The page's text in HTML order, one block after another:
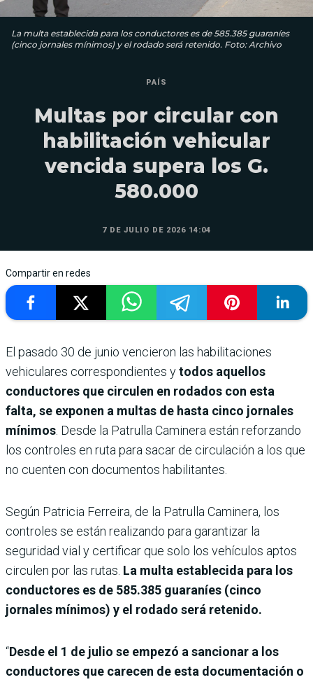
La multa establecida para los conductores es de 585.385 guaraníes
(cinco jornales mínimos) y el rodado será retenido. Foto: Archivo
PAÍS
Multas por circular con
habilitación vehicular
vencida supera los G.
580.000
7 DE JULIO DE 2026 14:04
Compartir en redes
El pasado 30 de junio vencieron las habilitaciones
vehiculares correspondientes ytodos aquellos
conductores que circulen en rodados con esta
falta, se exponen a multas de hasta cinco jornales
mínimos . Desde la Patrulla Caminera están reforzando
los controles en ruta para sacar de circulación a los que
no cuenten con documentos habilitantes.
Según Patricia Ferreira, de la Patrulla Caminera, los
controles se están realizando para garantizar la
seguridad vial y certificar que solo los vehículos aptos
circulen por las rutas. La multa establecida para los
conductores es de 585.385 guaraníes (cinco
jornales mínimos) y el rodado será retenido.
“Desde el 1 de julio se empezó a sancionar a los
conductores que carecen de esta documentación o